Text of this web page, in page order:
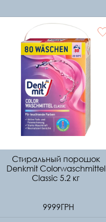
Стиральный порошок
Denkmit Colorwaschmittel
Classic 5.2 кг
9999ГРН